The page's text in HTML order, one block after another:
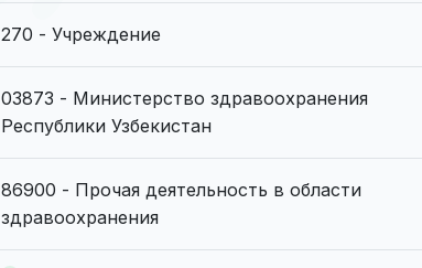
270 - Учреждение
03873 - Министерство здравоохранения
Республики Узбекистан
86900 - Прочая деятельность в области
здравоохранения